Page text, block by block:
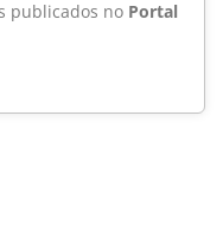
publicados no Portal